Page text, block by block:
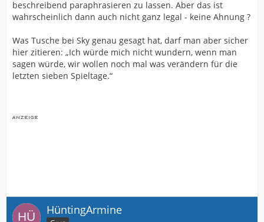
beschreibend paraphrasieren zu lassen. Aber das ist
wahrscheinlich dann auch nicht ganz legal - keine Ahnung ?
Was Tusche bei Sky genau gesagt hat, darf man aber sicher
hier zitieren: „Ich würde mich nicht wundern, wenn man
sagen würde, wir wollen noch mal was verändern für die
letzten sieben Spieltage.“
HüntingArmine